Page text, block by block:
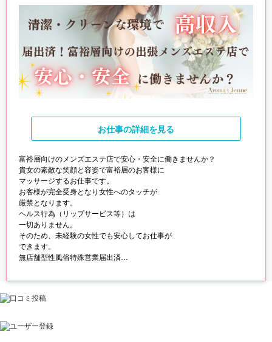
お仕事の詳細を見る
富裕層向けのメンズエステ店で安心・安全に働きませんか？
貴女の素敵な笑顔と容姿で富裕層のお客様に
マッサージするお仕事です。
お客様が完全受身となり女性へのタッチが
厳禁となります。
ヘルス行為（リップサービス等）は
一切ありません。
そのため、未経験の女性でも安心してお仕事が
できます。
無店舗型性風俗特殊営業届出済
叶えませんか？